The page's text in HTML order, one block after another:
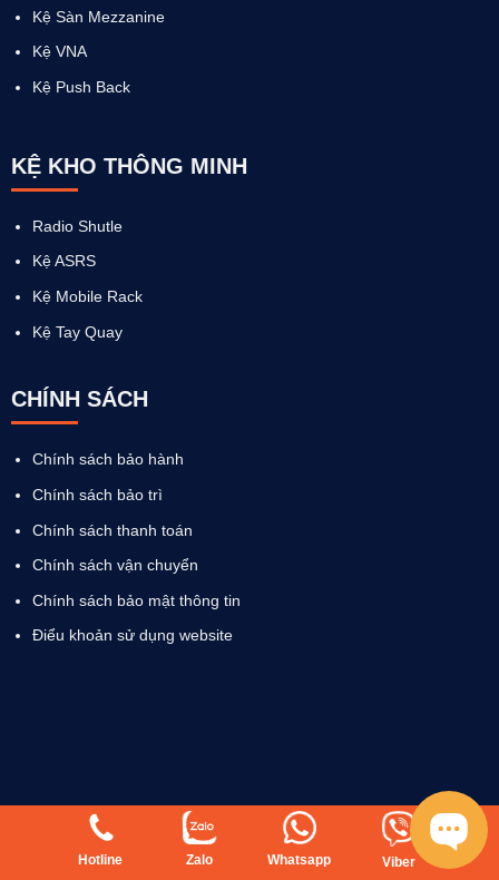
Kệ Sàn Mezzanine
Kệ VNA
Kệ Push Back
KỆ KHO THÔNG MINH
Radio Shutle
Kệ ASRS
Kệ Mobile Rack
Kệ Tay Quay
CHÍNH SÁCH
Chính sách bảo hành
Chính sách bảo trì
Chính sách thanh toán
Chính sách vận chuyển
Chính sách bảo mật thông tin
Điểu khoản sử dụng website
Hotline Zalo Whatsapp Viber